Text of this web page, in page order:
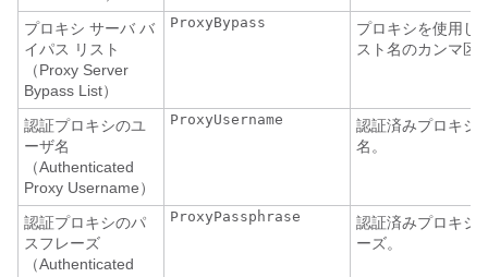
プロキシ サーバ バ
イパス リスト
（Proxy Server
Bypass List）
ProxyBypass
プロキシを使用し
スト名のカンマ区
認証プロキシのユ
ーザ名
（Authenticated
Proxy Username）
ProxyUsername
認証済みプロキシ
名。
認証プロキシのパ
スフレーズ
（Authenticated
ProxyPassphrase
認証済みプロキシ
ーズ。